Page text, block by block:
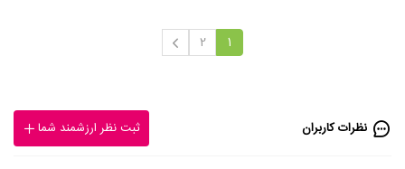
1
2
نظرات کاربران ثبت نظر ارزشمند شما